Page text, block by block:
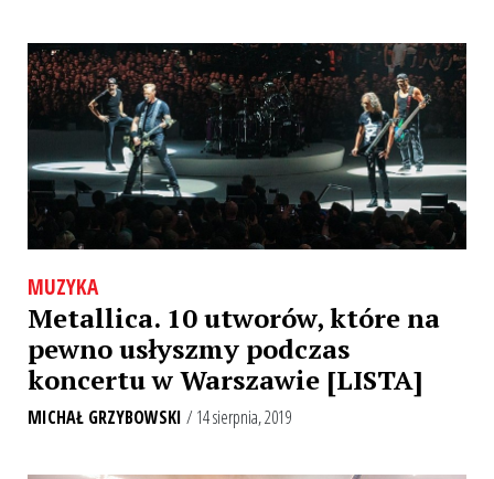
MUZYKA
Metallica. 10 utworów, które na
pewno usłyszmy podczas
koncertu w Warszawie [LISTA]
MICHAŁ GRZYBOWSKI / 14 sierpnia, 2019